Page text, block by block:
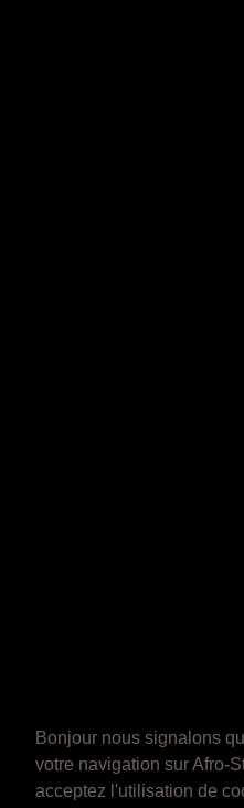
Bonjour nous signalons
votre navigation sur Afro-
acceptez l'utilisation de